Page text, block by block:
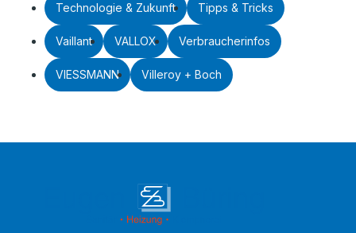
Technologie & Zukunft Tipps & Tricks
Vaillant VALLOX Verbraucherinfos
VIESSMANN Villeroy + Boch